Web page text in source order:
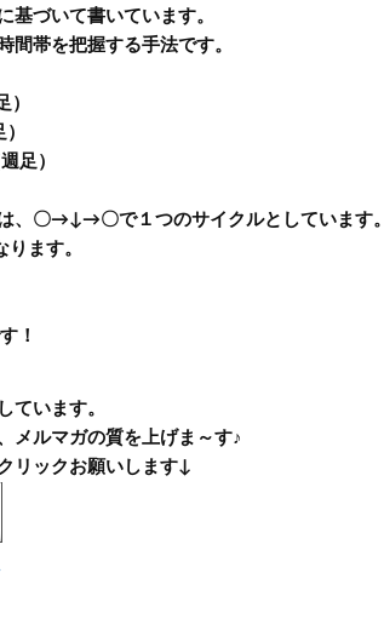
基づいて書いています。
間帯を把握する手法です。
）
足）
、〇→↓→〇で１つのサイクルとしています。
ます。
！
ています。
メルマガの質を上げま～す♪
リックお願いします↓